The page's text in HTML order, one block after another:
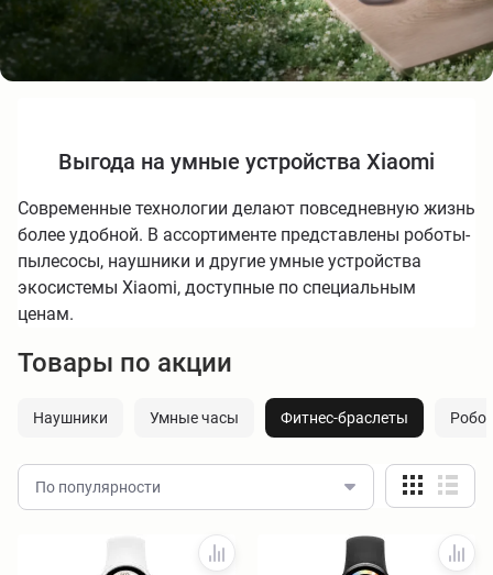
Выгода на умные устройства Xiaomi
Современные технологии делают повседневную жизнь
более удобной. В ассортименте представлены роботы-
пылесосы, наушники и другие умные устройства
экосистемы Xiaomi, доступные по специальным
ценам.
Товары по акции
Наушники Умные часы Фитнес-браслеты
По популярности